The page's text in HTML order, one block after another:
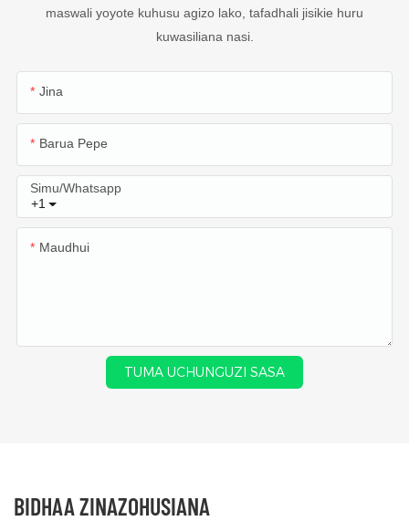
maswali yoyote kuhusu agizo lako, tafadhali jisikie huru
kuwasiliana nasi.
Jina
Barua Pepe
+1
Simu/whatsapp
Maudhui
TUMA UCHUNGUZI SASA
BIDHAA ZINAZOHUSIANA